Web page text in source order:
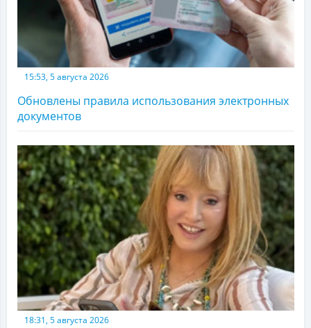
15:53, 5 августа 2026
Обновлены правила использования электронных
документов
18:31, 5 августа 2026